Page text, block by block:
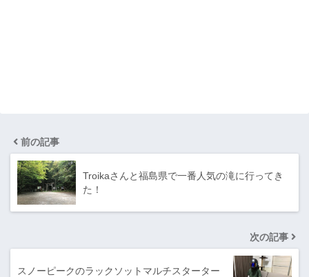
前の記事
Troikaさんと福島県で一番人気の滝に行ってき
た！
次の記事
スノーピークのラックソットマルチスターター